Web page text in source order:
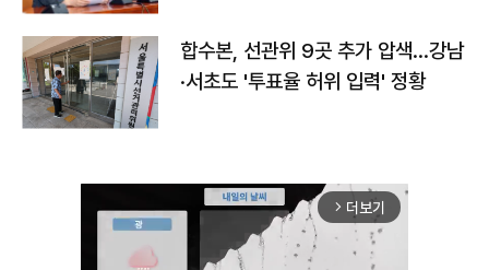
합수본, 선관위 9곳 추가 압색…강남
·서초도 '투표율 허위 입력' 정황
arrow_forward_ios 더보기